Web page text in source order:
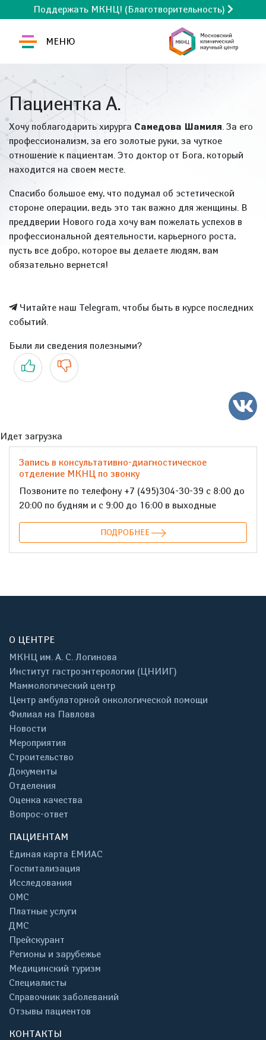
Поддержать МКНЦ! (Благотворительность)
МЕНЮ
Пациентка А.
Хочу поблагодарить хирурга Самедова Шамиля. За его
профессионализм, за его золотые руки, за чуткое
отношение к пациентам. Это доктор от Бога, который
находится на своем месте.
Спасибо большое ему, что подумал об эстетической
стороне операции, ведь это так важно для женщины. В
преддверии Нового года хочу вам пожелать успехов в
профессиональной деятельности, карьерного роста,
пусть все добро, которое вы делаете людям, вам
обязательно вернется!
Читайте наш Telegram, чтобы быть в курсе последних
событий.
Были ли сведения полезными?
Да Нет
Идет загрузка
Запись в консультативно-диагностическое
отделение МКНЦ по звонку
Позвоните по телефону +7 (495)304-30-39 с 8:00 до
20:00 по будням и с 9:00 до 16:00 в выходные
ПОДРОБНЕЕ
О ЦЕНТРЕ
МКНЦ им. А. С. Логинова
Институт гастроэнтерологии (ЦНИИГ)
Маммологический центр
Центр амбулаторной онкологической помощи
Филиал на Павлова
Новости
Мероприятия
Строительство
Документы
Отделения
Оценка качества
Вопрос-ответ
ПАЦИЕНТАМ
Единая карта ЕМИАС
Госпитализация
Исследования
ОМС
Платные услуги
ДМС
Прейскурант
Регионы и зарубежье
Медицинский туризм
Специалисты
Справочник заболеваний
Отзывы пациентов
КОНТАКТЫ